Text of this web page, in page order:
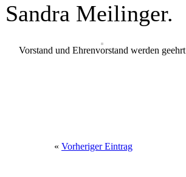
Sandra Meilinger.
Vorstand und Ehrenvorstand werden geehrt
« Vorheriger Eintrag